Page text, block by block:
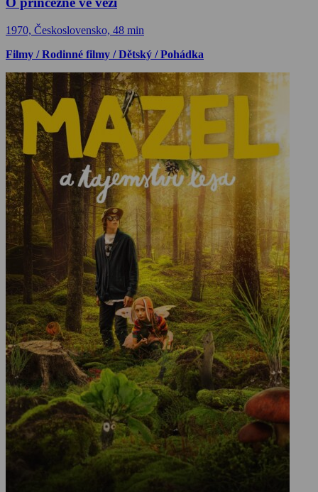
1970, Československo, 48 min
Filmy / Rodinné filmy / Dětský / Pohádka